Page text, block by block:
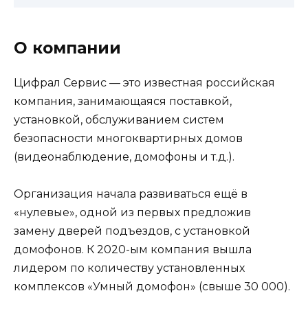
О компании
Цифрал Сервис — это известная российская
компания, занимающаяся поставкой,
установкой, обслуживанием систем
безопасности многоквартирных домов
(видеонаблюдение, домофоны и т.д.).
Организация начала развиваться ещё в
«нулевые», одной из первых предложив
замену дверей подъездов, с установкой
домофонов. К 2020-ым компания вышла
лидером по количеству установленных
комплексов «Умный домофон» (свыше 30 000).